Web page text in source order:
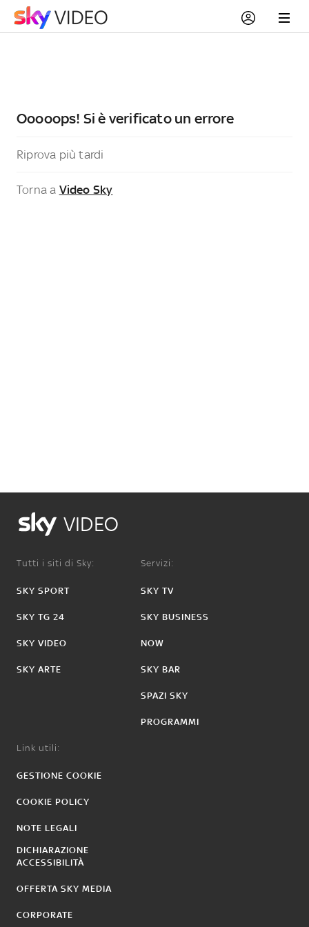
Ooooops! Si è verificato un errore
Riprova più tardi
Torna a Video Sky
VIDEO
Tutti i siti di Sky:
SKY SPORT
SKY TG 24
SKY VIDEO
SKY ARTE
Servizi:
SKY TV
SKY BUSINESS
NOW
SKY BAR
SPAZI SKY
PROGRAMMI
Link utili:
GESTIONE COOKIE
COOKIE POLICY
NOTE LEGALI
DICHIARAZIONE
ACCESSIBILITÀ
OFFERTA SKY MEDIA
CORPORATE